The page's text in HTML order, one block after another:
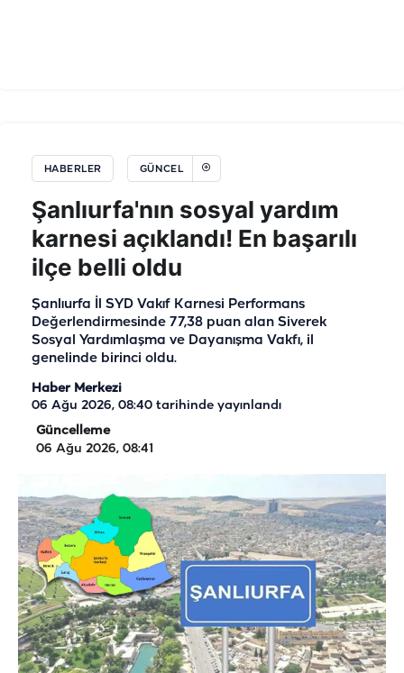
HABERLER GÜNCEL
Şanlıurfa'nın sosyal yardım
karnesi açıklandı! En başarılı
ilçe belli oldu
Şanlıurfa İl SYD Vakıf Karnesi Performans
Değerlendirmesinde 77,38 puan alan Siverek
Sosyal Yardımlaşma ve Dayanışma Vakfı, il
genelinde birinci oldu.
Haber Merkezi
06 Ağu 2026, 08:40 tarihinde yayınlandı
Güncelleme
06 Ağu 2026, 08:41